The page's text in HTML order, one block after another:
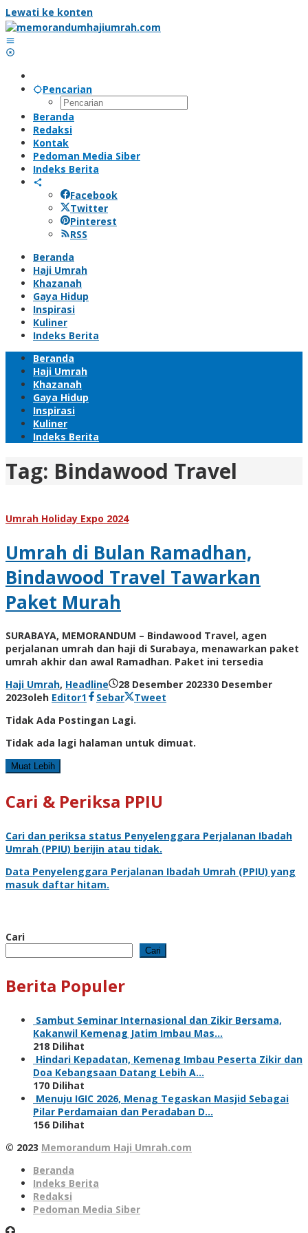
Lewati ke konten
Pencarian
Beranda
Redaksi
Kontak
Pedoman Media Siber
Indeks Berita
Facebook
Twitter
Pinterest
RSS
Beranda
Haji Umrah
Khazanah
Gaya Hidup
Inspirasi
Kuliner
Indeks Berita
Beranda
Haji Umrah
Khazanah
Gaya Hidup
Inspirasi
Kuliner
Indeks Berita
Tag: Bindawood Travel
Umrah Holiday Expo 2024
Umrah di Bulan Ramadhan,
Bindawood Travel Tawarkan
Paket Murah
SURABAYA, MEMORANDUM – Bindawood Travel, agen
perjalanan umrah dan haji di Surabaya, menawarkan paket
umrah akhir dan awal Ramadhan. Paket ini tersedia
Haji Umrah, Headline 28 Desember 202330 Desember
2023oleh Editor1 Sebar
Tweet
Tidak Ada Postingan Lagi.
Tidak ada lagi halaman untuk dimuat.
Muat Lebih
Cari & Periksa PPIU
Cari dan periksa status Penyelenggara Perjalanan Ibadah
Umrah (PPIU) berijin atau tidak.
Data Penyelenggara Perjalanan Ibadah Umrah (PPIU) yang
masuk daftar hitam.
Cari
Cari
Berita Populer
Sambut Seminar Internasional dan Zikir Bersama,
Kakanwil Kemenag Jatim Imbau Mas…
218 Dilihat
Hindari Kepadatan, Kemenag Imbau Peserta Zikir dan
Doa Kebangsaan Datang Lebih A…
170 Dilihat
Menuju IGIC 2026, Menag Tegaskan Masjid Sebagai
Pilar Perdamaian dan Peradaban D…
156 Dilihat
© 2023 Memorandum Haji Umrah.com
Beranda
Indeks Berita
Redaksi
Pedoman Media Siber